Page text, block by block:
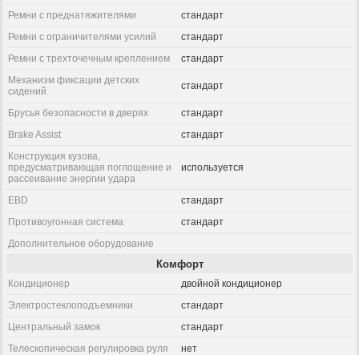
Ремни с преднатяжителями
стандарт
Ремни с ограничителями усилий
стандарт
Ремни с трехточечным креплением
стандарт
Механизм фиксации детских
сидений
стандарт
Брусья безопасности в дверях
стандарт
Brake Assist
стандарт
Конструкция кузова,
предусматривающая поглощение и
рассеивание энергии удара
используется
EBD
стандарт
Противоугонная система
стандарт
Дополнительное оборудование
Комфорт
Кондиционер
двойной кондиционер
Электростеклоподъемники
стандарт
Центральный замок
стандарт
Телескопическая регулировка руля
нет